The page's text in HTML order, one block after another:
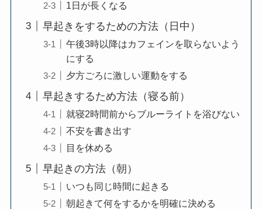
1日が長くなる
早起きをするための方法（日中）
午後3時以降はカフェインを取らないよう
にする
夕方ごろに激しい運動をする
早起きするため方法（寝る前）
就寝2時間前からブルーライトを浴びない
不安を書き出す
目を休める
早起きの方法（朝）
いつも同じ時間に起きる
朝起きて何をするかを明確に決める